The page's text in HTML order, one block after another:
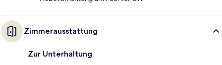
Zimmerausstattung
Zur Unterhaltung